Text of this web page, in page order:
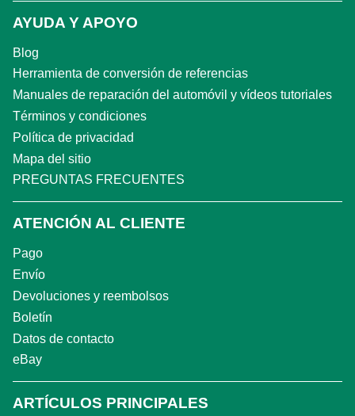
AYUDA Y APOYO
Blog
Herramienta de conversión de referencias
Manuales de reparación del automóvil y vídeos tutoriales
Términos y condiciones
Política de privacidad
Mapa del sitio
PREGUNTAS FRECUENTES
ATENCIÓN AL CLIENTE
Pago
Envío
Devoluciones y reembolsos
Boletín
Datos de contacto
eBay
ARTÍCULOS PRINCIPALES